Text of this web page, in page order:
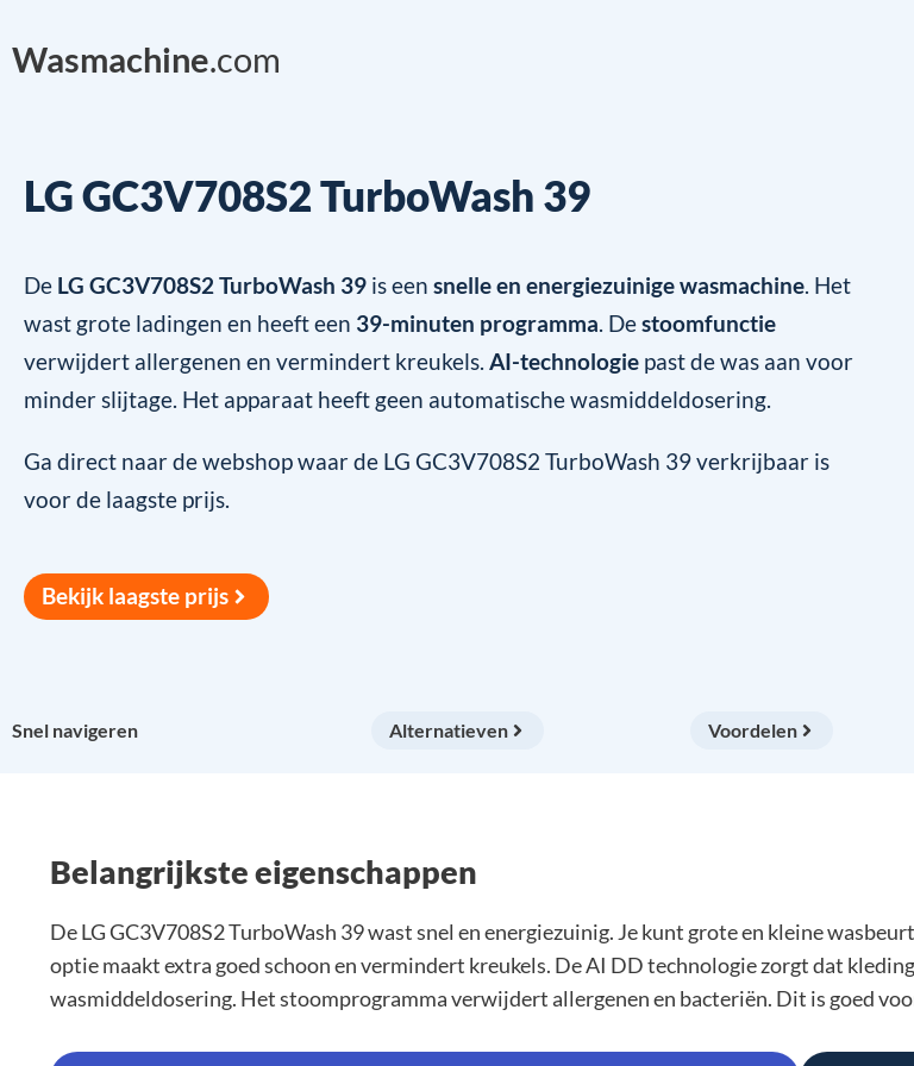
Wasmachine.com
LG GC3V708S2 TurboWash 39
De LG GC3V708S2 TurboWash 39 is een snelle en energiezuinige wasmachine. Het
wast grote ladingen en heeft een 39-minuten programma. Destoomfunctie
verwijdert allergenen en vermindert kreukels. AI-technologie past de was aan voor
minder slijtage. Het apparaat heeft geen automatische wasmiddeldosering.
Ga direct naar de webshop waar de LG GC3V708S2 TurboWash 39 verkrijbaar is
voor de laagste prijs.
Bekijk laagste prijs
Snel navigeren Alternatieven Voordelen
Belangrijkste eigenschappen
De LG GC3V708S2 TurboWash 39 wast snel en energiezuinig. Je kunt grote en kleine
optie maakt extra goed schoon en vermindert kreukels. De AI DD technologie zorgt dat
wasmiddeldosering. Het stoomprogramma verwijdert allergenen en bacteriën. Dit is goed